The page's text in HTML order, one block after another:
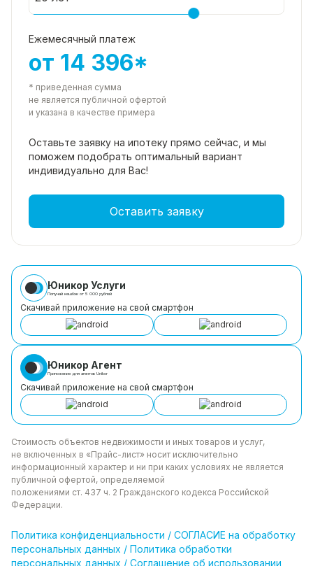
Ежемесячный платеж
от 14 396*
* приведенная сумма
не является публичной офертой
и указана в качестве примера
Оставьте заявку на ипотеку прямо сейчас, и мы
поможем подобрать оптимальный вариант
индивидуально для Вас!
Оставить заявку
Юникор Услуги
Получай кешбэк от 5 000 рублей
Скачивай приложение на свой смартфон
Юникор Агент
Приложение для агентов Unikor
Скачивай приложение на свой смартфон
Стоимость объектов недвижимости и иных товаров и услуг,
не включенных в «Прайс-лист» носит исключительно
информационный характер и ни при каких условиях не является
публичной офертой, определяемой
положениями ст. 437 ч. 2 Гражданского кодекса Российской
Федерации.
Политика конфиденциальности / СОГЛАСИЕ на обработку
персональных данных / Политика обработки
персональных данных / Соглашение об использовании